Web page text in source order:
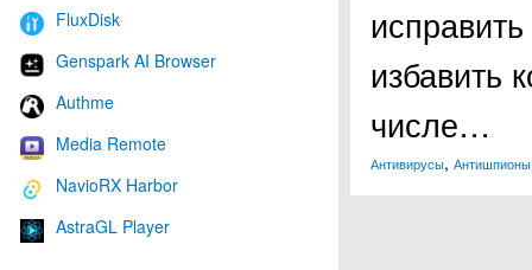
FluxDisk
Genspark AI Browser
Authme
Media Remote
NavioRX Harbor
AstraGL Player
избавить
числе…
Антивирусы, Антишпионы